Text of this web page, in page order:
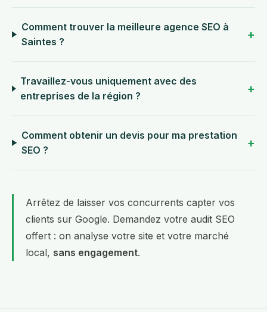
Comment trouver la meilleure agence SEO à
Saintes ?
Travaillez-vous uniquement avec des
entreprises de la région ?
Comment obtenir un devis pour ma prestation
SEO ?
Arrêtez de laisser vos concurrents capter vos
clients sur Google. Demandez votre audit SEO
offert : on analyse votre site et votre marché
local, sans engagement.